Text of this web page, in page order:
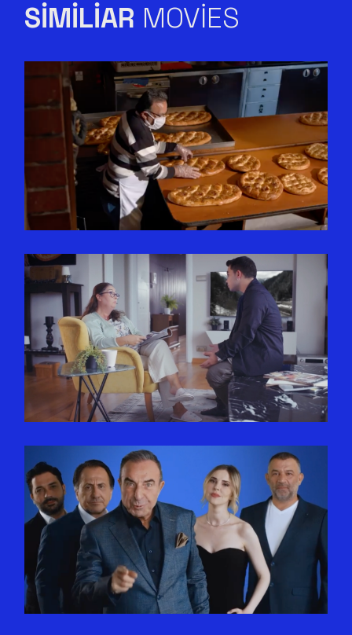
SIMILIAR MOVIES
TÜRKIYE FINANS | RAMAZAN
PIDESI
COPA | KOMBINIZ HER
MEVSIM OLDUĞU GIBI KIŞIN
DA SORUNSUZ ÇALIŞIR!
KANAL D | #BAŞROLSENSIN!